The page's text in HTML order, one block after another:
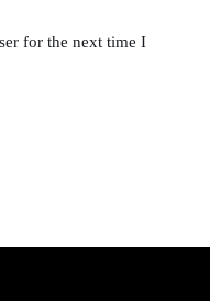
for the next time I